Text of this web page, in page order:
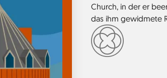
Church, in der er
das ihm gewidmete